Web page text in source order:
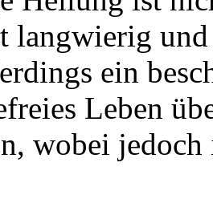
langwierig
ein
Leben
wobei